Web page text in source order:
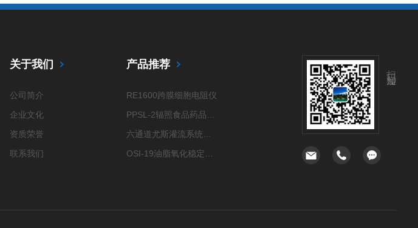
关于我们
公司简介
企业文化
资质荣誉
联系我们
产品推荐
RE1600跨膜细胞电阻仪
扫码加微信